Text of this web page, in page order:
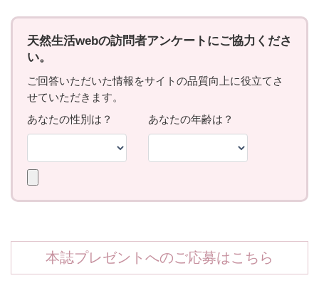
本誌プレゼントへのご応募はこちら